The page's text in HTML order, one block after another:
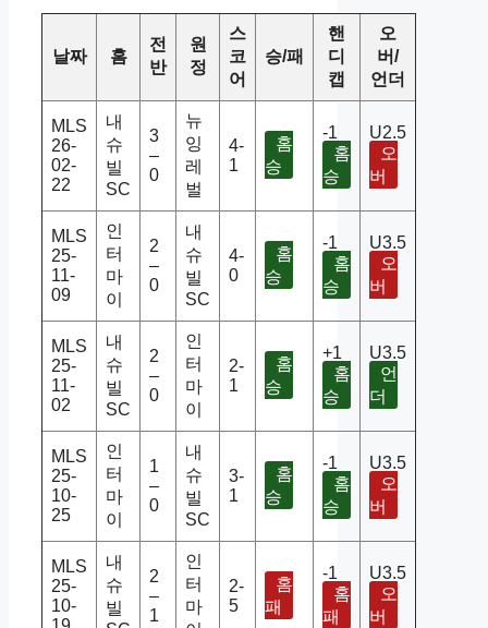
날짜 홈
전
반
원
정
스
코
어
승/패
핸
디
캡
오
버/
언더
MLS
26-
02-
22
내
슈
빌
SC
3
–
0
뉴
잉
레
벌
4-
1
홈
승
-1
홈
승
U2.5
오
버
MLS
25-
11-
09
인
터
마
이
2
–
0
내
슈
빌
SC
4-
0
홈
승
-1
홈
승
U3.5
오
버
MLS
25-
11-
02
내
슈
빌
SC
2
–
0
인
터
마
이
2-
1
홈
승
+1
홈
승
U3.5
언
더
MLS
25-
10-
25
인
터
마
이
1
–
0
내
슈
빌
SC
3-
1
홈
승
-1
홈
승
U3.5
오
버
MLS
25-
10-
내
슈
빌
2
–
1
인
터
마
2-
5
홈
패
-1
홈
패
U3.5
오
버